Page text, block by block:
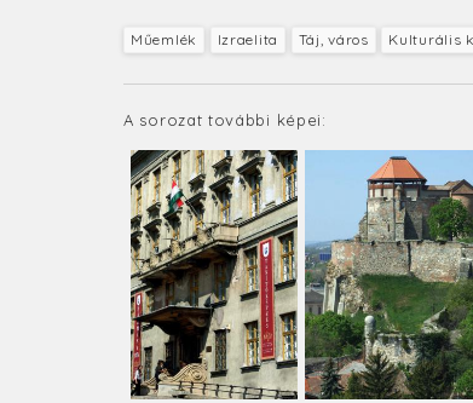
Műemlék Izraelita Táj, város Kulturális
A sorozat további képei: